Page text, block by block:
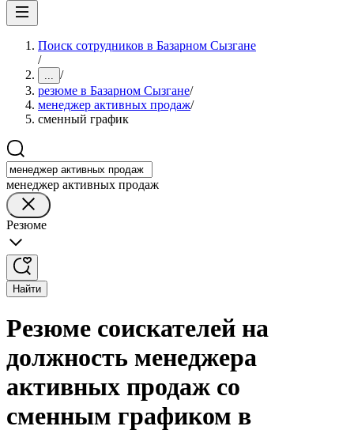
Поиск сотрудников в Базарном Сызгане
/
... /
резюме в Базарном Сызгане/
менеджер активных продаж/
сменный график
менеджер активных продаж
Резюме
Найти
Резюме соискателей на
должность менеджера
активных продаж со
сменным графиком в